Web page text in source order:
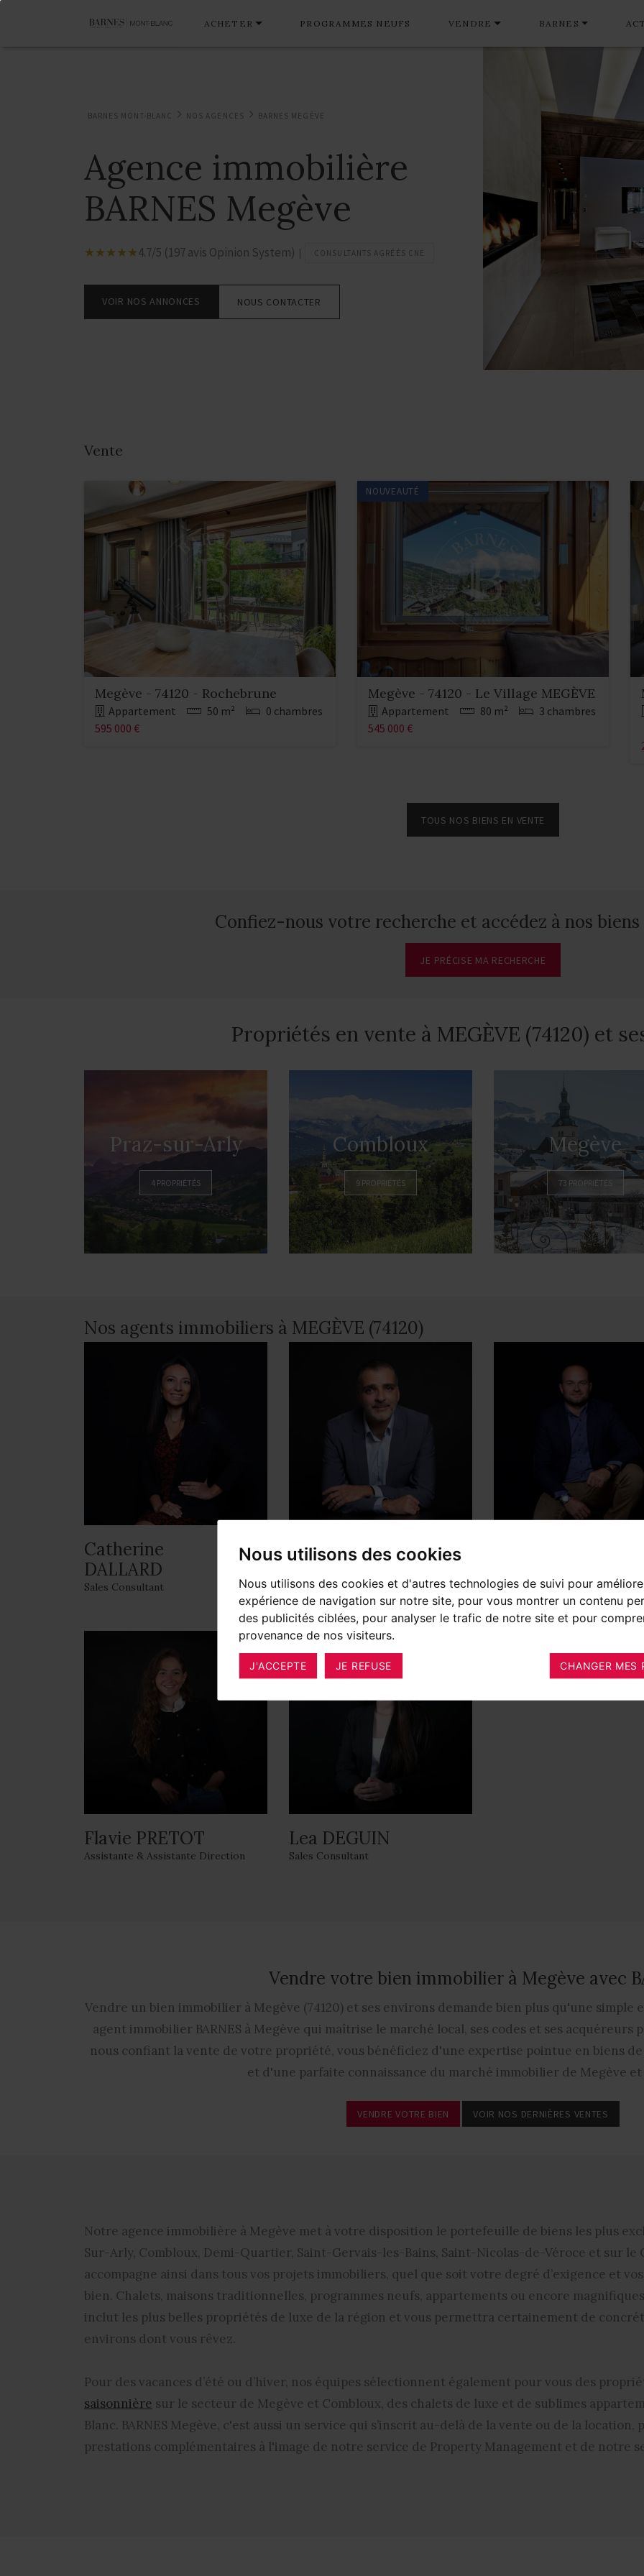
Nous utilisons des cookies
Nous utilisons des cookies et d'autres technologies de suivi pour
expérience de navigation sur notre site, pour vous montrer un contenu
des publicités ciblées, pour analyser le trafic de notre site et pour
provenance de nos visiteurs.
J'ACCEPTE JE REFUSE CHANGER MES
ACHETER PROGRAMMES NEUFS VENDRE BARNES
BARNES MONT-BLANC NOS AGENCES BARNES MEGÈVE
Agence immobilière
BARNES Megève
☆☆☆☆☆
★★★★★4.7/5 (197 avis Opinion System) | CONSULTANTS AGRÉÉS CNE
VOIR NOS ANNONCES NOUS CONTACTER
Vente
Megève - 74120 - Rochebrune
Appartement 50 m²
0 chambres
595 000 €
NOUVEAUTÉ
Megève - 74120 - Le Village MEGÈVE
Appartement 80 m²
3 chambres
545 000 €
TOUS NOS BIENS EN VENTE
Confiez-nous votre recherche et accédez à nos
JE PRÉCISE MA RECHERCHE
Propriétés en vente à MEGÈVE (74120) et
Praz-sur-Arly
4 PROPRIÉTÉS
Combloux
9 PROPRIÉTÉS
Megève
73 PROPRIÉTÉS
Nos agents immobiliers à MEGÈVE (74120)
Catherine
DALLARD
Sales Consultant
Gaël LOMBARD
Flavie PRETOT
Assistante & Assistante Direction
Lea DEGUIN
Sales Consultant
Vendre votre bien immobilier à Megève avec
Vendre un bien immobilier à Megève (74120) et ses environs demande bien plus qu'une simple
agent immobilier BARNES à Megève qui maîtrise le marché local, ses codes et ses
nous confiant la vente de votre propriété, vous bénéficiez d'une expertise pointue en biens
et d'une parfaite connaissance du marché immobilier de Megève et
VENDRE VOTRE BIEN VOIR NOS DERNIÈRES VENTES
Notre agence immobilière à Megève met à votre disposition le portefeuille de biens les plus
Sur-Arly, Combloux, Demi-Quartier, Saint-Gervais-les-Bains, Saint-Nicolas-de-Véroce et sur le
accompagne ainsi dans tous vos projets immobiliers, quel que soit votre degré d’exigence et
bien. Chalets, maisons traditionnelles, programmes neufs, appartements ou encore
inclut les plus belles propriétés de luxe de la région et vous permettra certainement de
environs dont vous rêvez.
Pour des vacances d’été ou d’hiver, nos équipes sélectionnent également pour vous des
saisonnière sur le secteur de Megève et Combloux, des chalets de luxe et de sublimes
Blanc. BARNES Megève, c'est aussi un service qui s’inscrit au-delà de la vente ou de la location,
prestations complémentaires à l'image de notre service de Property Management et de notre